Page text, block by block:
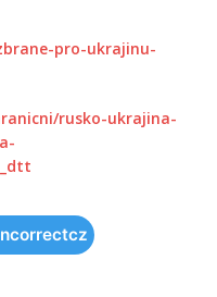
pro-ukrajinu-
rusko-ukrajina-